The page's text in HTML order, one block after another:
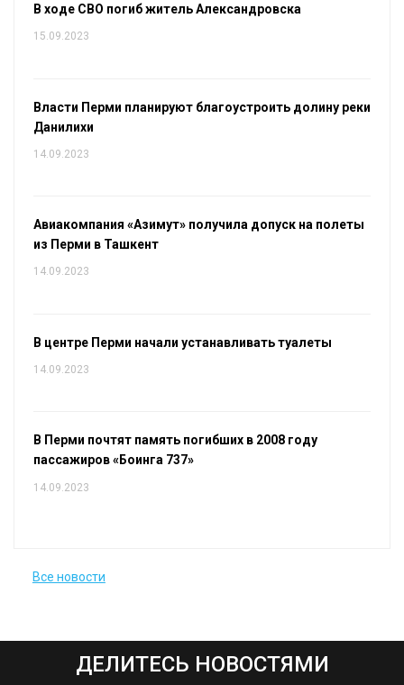
В ходе СВО погиб житель Александровска
15.09.2023
Власти Перми планируют благоустроить долину реки
Данилихи
14.09.2023
Авиакомпания «Азимут» получила допуск на полеты
из Перми в Ташкент
14.09.2023
В центре Перми начали устанавливать туалеты
14.09.2023
В Перми почтят память погибших в 2008 году
пассажиров «Боинга 737»
14.09.2023
Все новости
ДЕЛИТЕСЬ НОВОСТЯМИ